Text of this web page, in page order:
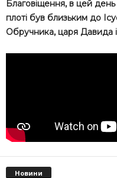
Благовіщення, в цей
плоті був близьким до
Обручника, царя Давида
Новини